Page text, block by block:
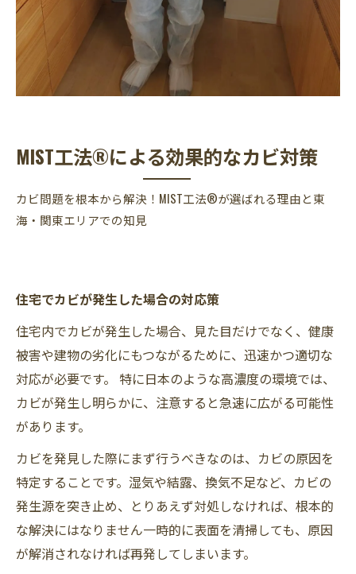
MIST工法®による効果的なカビ対策
カビ問題を根本から解決！MIST工法®が選ばれる理由と東
海・関東エリアでの知見
住宅でカビが発生した場合の対応策
住宅内でカビが発生した場合、見た目だけでなく、健康
被害や建物の劣化にもつながるために、迅速かつ適切な
対応が必要です。 特に日本のような高濃度の環境では、
カビが発生し明らかに、注意すると急速に広がる可能性
があります。
カビを発見した際にまず行うべきなのは、カビの原因を
特定することです。湿気や結露、換気不足など、カビの
発生源を突き止め、とりあえず対処しなければ、根本的
な解決にはなりません一時的に表面を清掃しても、原因
が解消されなければ再発してしまいます。